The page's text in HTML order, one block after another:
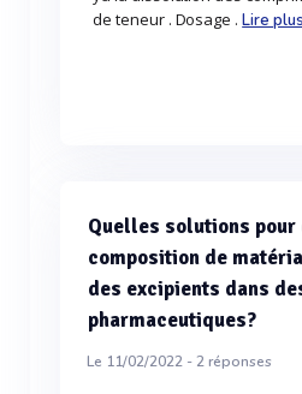
de teneur . Dosage .Lire plus
Quelles solutions
composition de
des excipients dans
pharmaceutiques?
Le 11/02/2022 -2réponses